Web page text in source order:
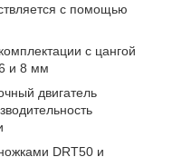
с помощью
с цангой
и 8 мм
двигатель
DRT50 и